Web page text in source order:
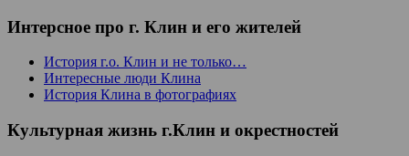
Интерсное про г. Клин и его жителей
История г.о. Клин и не только…
Интересные люди Клина
История Клина в фотографиях
Культурная жизнь г.Клин и окрестностей